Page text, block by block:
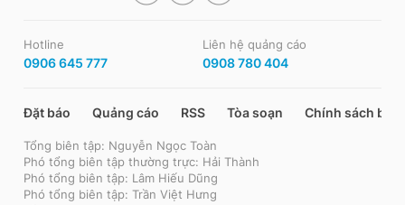
Hotline
0906 645 777
Liên hệ quảng cáo
0908 780 404
Đặt báo Quảng cáo RSS Tòa soạn Chính sách bảo
Tổng biên tập: Nguyễn Ngọc Toàn
Phó tổng biên tập thường trực: Hải Thành
Phó tổng biên tập: Lâm Hiếu Dũng
Phó tổng biên tập: Trần Việt Hưng